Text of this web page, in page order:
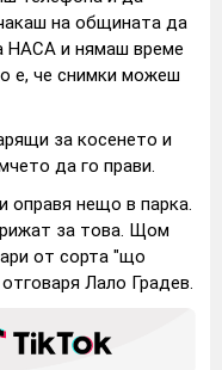
на общината да
НАСА и нямаш време
е, че снимки можеш
за косенето и
да го прави.
оправя нещо в парка.
за това. Щом
от сорта "що
Лало Градев.